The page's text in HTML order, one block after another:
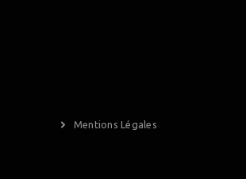
Mentions Légales